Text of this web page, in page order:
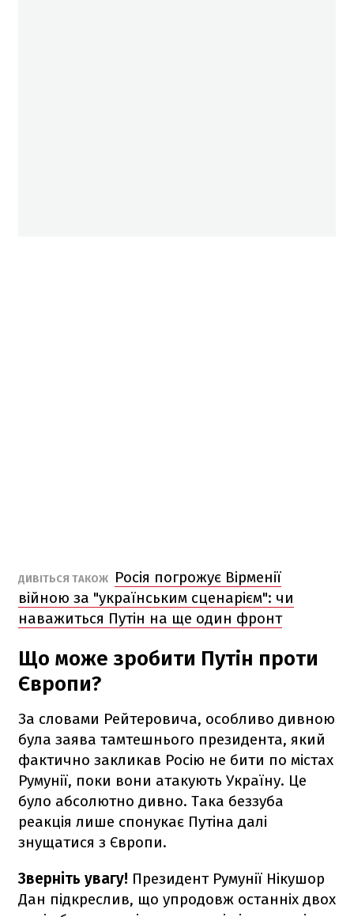
ДИВІТЬСЯ ТАКОЖ
Росія погрожує Вірменії
війною за "українським сценарієм": чи
наважиться Путін на ще один фронт
Що може зробити Путін проти
Європи?
За словами Рейтеровича, особливо дивною
була заява тамтешнього президента, який
фактично закликав Росію не бити по містах
Румунії, поки вони атакують Україну. Це
було абсолютно дивно. Така беззуба
реакція лише спонукає Путіна далі
знущатися з Європи.
Зверніть увагу! Президент Румунії Нікушор
Дан підкреслив, що упродовж останніх двох